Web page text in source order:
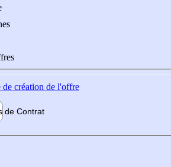
création de l'offre
de Contrat